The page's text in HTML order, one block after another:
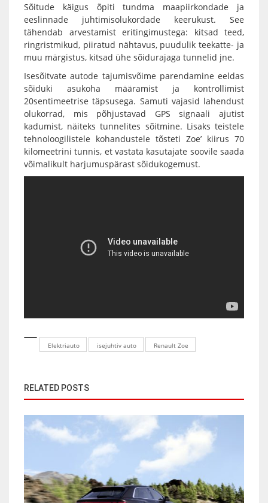
Sõitude käigus õpiti tundma maapiirkondade ja
eeslinnade juhtimisolukordade keerukust. See
tähendab arvestamist eritingimustega: kitsad teed,
ringristmikud, piiratud nähtavus, puudulik teekatte- ja
muu märgistus, kitsad ühe sõidurajaga tunnelid jne.
Isesõitvate autode tajumisvõime parendamine eeldas
sõiduki asukoha määramist ja kontrollimist
20sentimeetrise täpsusega. Samuti vajasid lahendust
olukorrad, mis põhjustavad GPS signaali ajutist
kadumist, näiteks tunnelites sõitmine. Lisaks teistele
tehnoloogilistele kohandustele tõsteti Zoe’ kiirus 70
kilomeetrini tunnis, et vastata kasutajate soovile saada
võimalikult harjumuspärast sõidukogemust.
Elektriauto isejuhtiv auto Renault Zoe
RELATED POSTS